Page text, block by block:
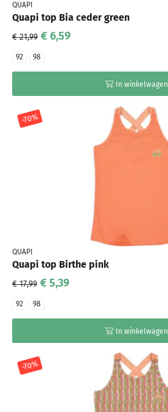
QUAPI
Quapi top Bia ceder green
€ 21,99 € 6,59
92 98
In winkelwagen
-70%
QUAPI
Quapi top Birthe pink
€ 17,99 € 5,39
92 98
In winkelwagen
-70%